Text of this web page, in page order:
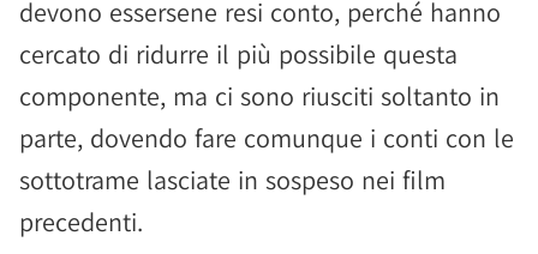
devono essersene resi conto, perché hanno
cercato di ridurre il più possibile questa
componente, ma ci sono riusciti soltanto in
parte, dovendo fare comunque i conti con le
sottotrame lasciate in sospeso nei film
precedenti.